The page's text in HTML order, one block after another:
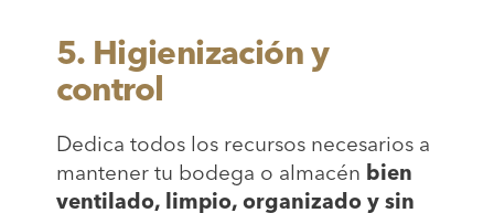
5. Higienización y
control
Dedica todos los recursos necesarios a
mantener tu bodega o almacén bien
ventilado, limpio, organizado y sin